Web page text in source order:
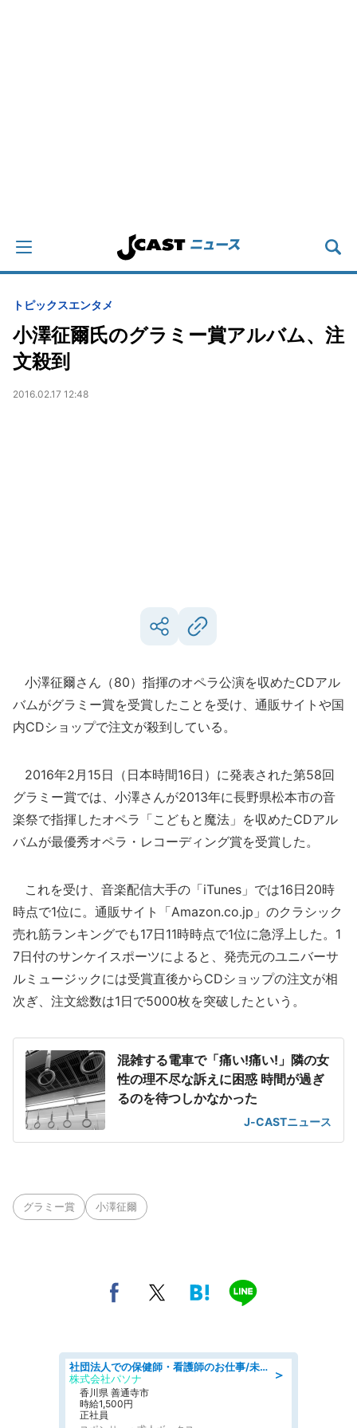
トピックスエンタメ
小澤征爾氏のグラミー賞アルバム、注
文殺到
2016.02.17 12:48
小澤征爾さん（80）指揮のオペラ公演を収めたCDアル
バムがグラミー賞を受賞したことを受け、通販サイトや国
内CDショップで注文が殺到している。
2016年2月15日（日本時間16日）に発表された第58回
グラミー賞では、小澤さんが2013年に長野県松本市の音
楽祭で指揮したオペラ「こどもと魔法」を収めたCDアル
バムが最優秀オペラ・レコーディング賞を受賞した。
これを受け、音楽配信大手の「iTunes」では16日20時
時点で1位に。通販サイト「Amazon.co.jp」のクラシック
売れ筋ランキングでも17日11時時点で1位に急浮上した。1
7日付のサンケイスポーツによると、発売元のユニバーサ
ルミュージックには受賞直後からCDショップの注文が相
次ぎ、注文総数は1日で5000枚を突破したという。
混雑する電車で「痛い!痛い!」隣の女
性の理不尽な訴えに困惑 時間が過ぎ
るのを待つしかなかった
J-CASTニュース
グラミー賞 小澤征爾
＞
社団法人での保健師・看護師のお仕事/未経験OK/要資格:普通免許、保健師、正看護師
株式会社パソナ
香川県 善通寺市
時給1,500円
正社員